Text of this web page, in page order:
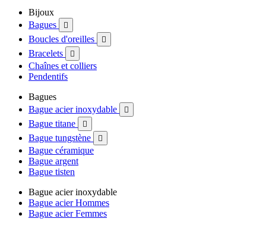
Bijoux
Bagues

Boucles d'oreilles 
Bracelets 
Chaînes et colliers
Pendentifs
Bagues
Bague acier inoxydable

Bague titane 
Bague tungstène 
Bague céramique
Bague argent
Bague tisten
Bague acier inoxydable
Bague acier Hommes
Bague acier Femmes